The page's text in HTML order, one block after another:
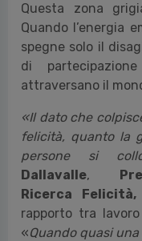
Questa zona
Quando l’energia
spegne solo il
di
attraversano il
«Il dato che
felicità, quanto la
persone si
Dallavalle,
Ricerca Felicità,
rapporto tra
«Quando quasi